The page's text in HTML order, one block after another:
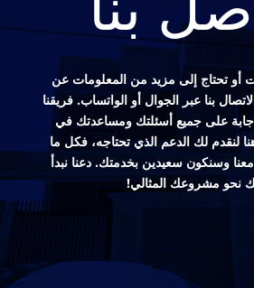
أو تحتاج إلى مزيد من المعلومات عن
بنا عبر الجوال أو الواتساب. فريقنا
على جميع أسئلتك ومساعدتك في
لنقدم لك الدعم الذي تحتاجه، فكل ما
وسنكون سعيدين بخدمتك. دعنا نبدأ
نحو مشروعك المثالي!